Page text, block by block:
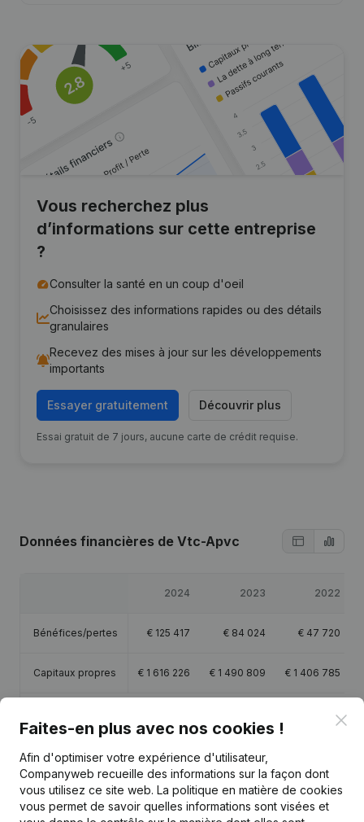
Vous recherchez plus
d’informations sur cette entreprise
?
Consulter la santé en un coup d'oeil
Choisissez des informations rapides ou des détails
granulaires
Recevez des mises à jour sur les développements
importants
Essayer gratuitement Découvrir plus
Essai gratuit de 7 jours, aucune carte de crédit requise.
Données financières de Vtc-Apvc
2024 2023 2022
Bénéfices/pertes € 125 417 € 84 024 € 47 720
Capitaux propres € 1 616 226 € 1 490 809 € 1 406 785
201 379
Publicationsde Vtc-Apvc
Faites-en plus avec nos cookies !
Afin d'optimiser votre expérience d'utilisateur,
Companyweb recueille des informations sur la façon dont
vous utilisez ce site web. La politique en matière de cookies
vous permet de savoir quelles informations sont visées et